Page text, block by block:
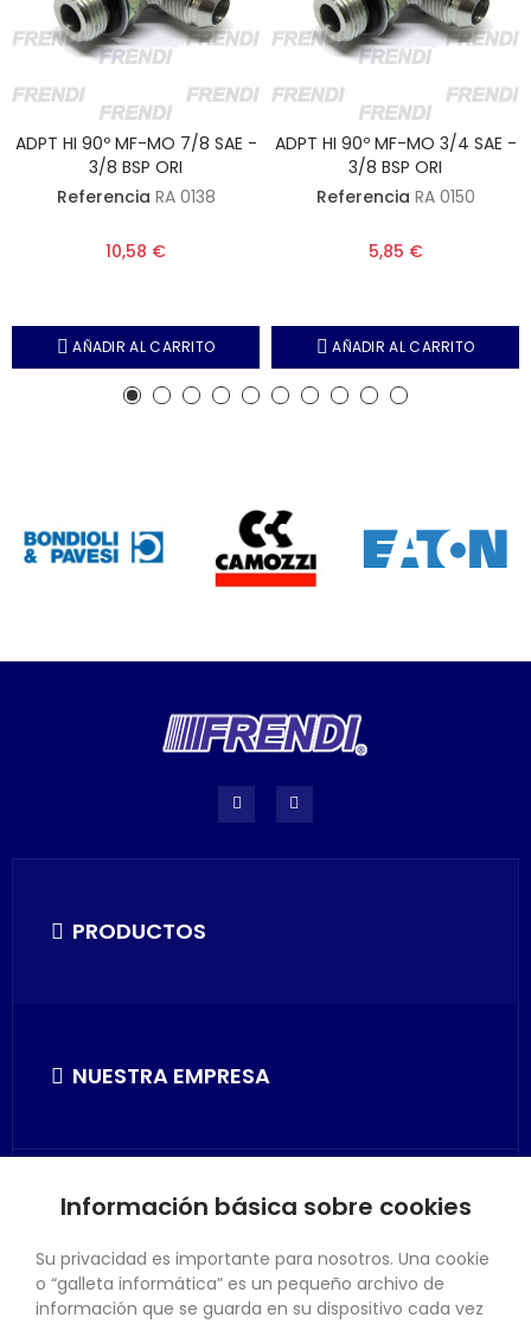
ADPT HI 90º MF-MO 7/8 SAE -
3/8 BSP ORI
Referencia RA 0138
10,58 €
AÑADIR AL CARRITO
ADPT HI 90º MF-MO 3/4 SAE -
3/8 BSP ORI
Referencia RA 0150
5,85 €
AÑADIR AL CARRITO
PRODUCTOS
NUESTRA EMPRESA
SU CUENTA
Información básica sobre cookies
Su privacidad es importante para nosotros. Una cookie
o “galleta informática” es un pequeño archivo de
información que se guarda en su dispositivo cada vez